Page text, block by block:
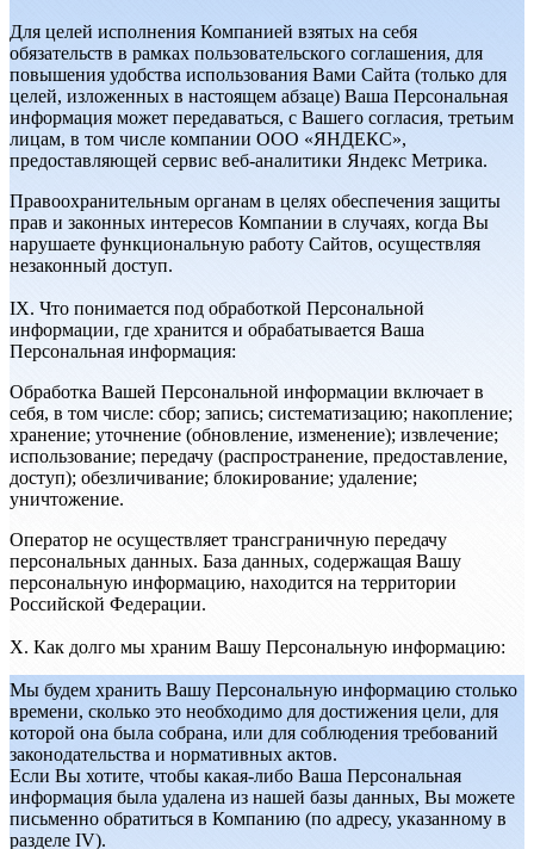
Для целей исполнения Компанией взятых на себя
обязательств в рамках пользовательского соглашения, для
повышения удобства использования Вами Сайта (только для
целей, изложенных в настоящем абзаце) Ваша Персональная
информация может передаваться, с Вашего согласия, третьим
лицам, в том числе компании ООО «ЯНДЕКС»,
предоставляющей сервис веб-аналитики Яндекс Метрика.
Правоохранительным органам в целях обеспечения защиты
прав и законных интересов Компании в случаях, когда Вы
нарушаете функциональную работу Сайтов, осуществляя
незаконный доступ.
IX. Что понимается под обработкой Персональной
информации, где хранится и обрабатывается Ваша
Персональная информация:
Обработка Вашей Персональной информации включает в
себя, в том числе: сбор; запись; систематизацию; накопление;
хранение; уточнение (обновление, изменение); извлечение;
использование; передачу (распространение, предоставление,
доступ); обезличивание; блокирование; удаление;
уничтожение.
Оператор не осуществляет трансграничную передачу
персональных данных. База данных, содержащая Вашу
персональную информацию, находится на территории
Российской Федерации.
X. Как долго мы храним Вашу Персональную информацию:
Мы будем хранить Вашу Персональную информацию столько
времени, сколько это необходимо для достижения цели, для
которой она была собрана, или для соблюдения требований
законодательства и нормативных актов.
Если Вы хотите, чтобы какая-либо Ваша Персональная
информация была удалена из нашей базы данных, Вы можете
письменно обратиться в Компанию (по адресу, указанному в
разделе IV).